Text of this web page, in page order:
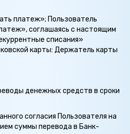
платеж»; Пользователь
соглашаясь с настоящим
списания»
карты: Держатель карты
денежных средств в сроки
согласия Пользователя на
суммы перевода в Банк-